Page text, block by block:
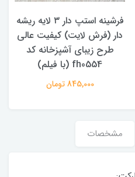
فرشینه استپ دار ۳ لایه ریشه
دار (فرش لایت) کیفیت عالی
طرح زیبای آشپزخانه کد
fh0554 (با فیلم)
845,000 تومان
مشخصات